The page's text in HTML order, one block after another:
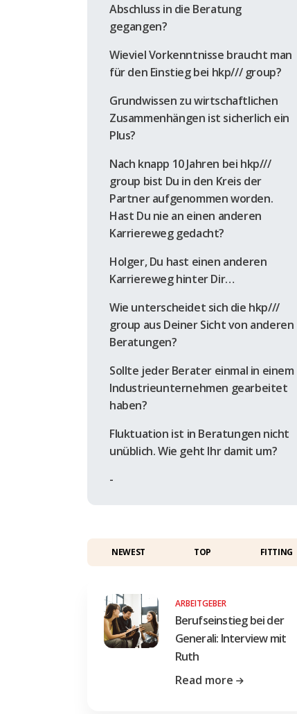
Abschluss in die Beratung
gegangen?
Wieviel Vorkenntnisse braucht man
für den Einstieg bei hkp/// group?
Grundwissen zu wirtschaftlichen
Zusammenhängen ist sicherlich ein
Plus?
Nach knapp 10 Jahren bei hkp///
group bist Du in den Kreis der
Partner aufgenommen worden.
Hast Du nie an einen anderen
Karriereweg gedacht?
Holger, Du hast einen anderen
Karriereweg hinter Dir…
Wie unterscheidet sich die hkp///
group aus Deiner Sicht von anderen
Beratungen?
Sollte jeder Berater einmal in einem
Industrieunternehmen gearbeitet
haben?
Fluktuation ist in Beratungen nicht
unüblich. Wie geht Ihr damit um?
-
NEWEST TOP FITTING
ARBEITGEBER
Berufseinstieg bei der
Generali: Interview mit
Ruth
Read more